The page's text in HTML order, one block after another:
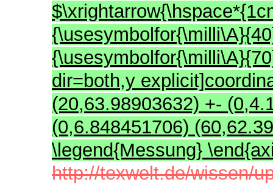
dir=both,y
(20,63.98903632) +-
(0,6.848451706)
\legend{Messung}
http://texwelt.de/wissen/